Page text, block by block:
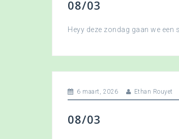
08/03
Heyy deze zondag gaan we een
6 maart, 2026 Ethan Rouyet
08/03